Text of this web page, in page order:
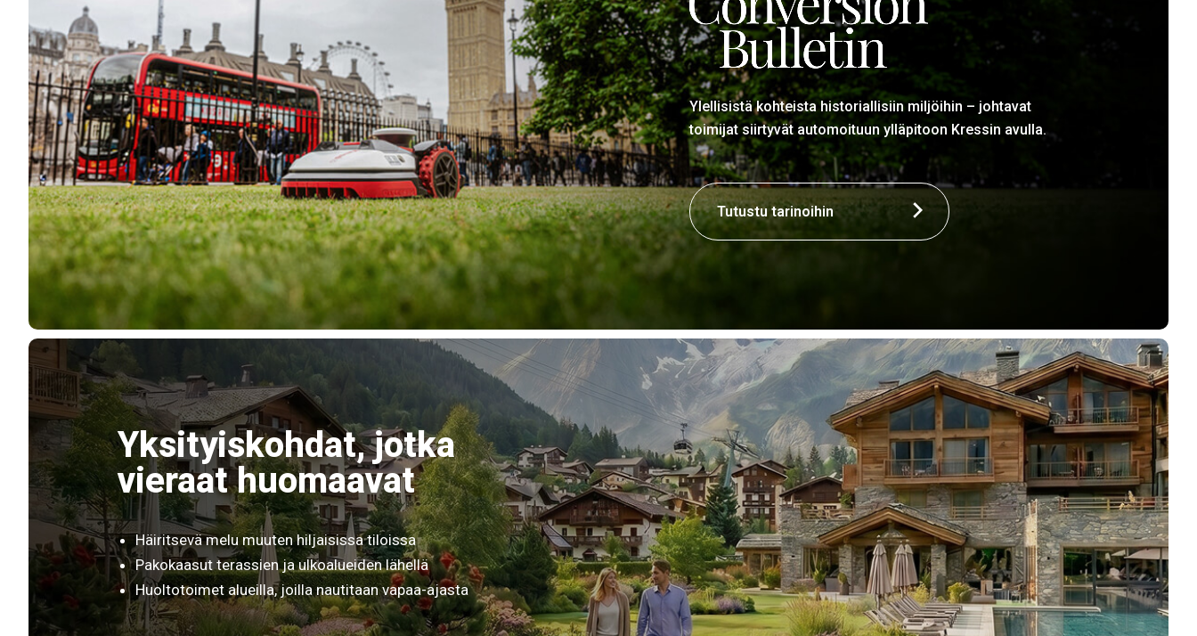
Ylellisistä kohteista historiallisiin miljöihin – johtavat
toimijat siirtyvät automoituun ylläpitoon Kressin avulla.
Tutustu tarinoihin
Yksityiskohdat, jotka
vieraat huomaavat
Häiritsevä melu muuten hiljaisissa tiloissa
Pakokaasut terassien ja ulkoalueiden lähellä
Huoltotoimet alueilla, joilla nautitaan vapaa-ajasta